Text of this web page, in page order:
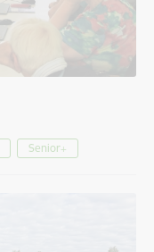
Senior+